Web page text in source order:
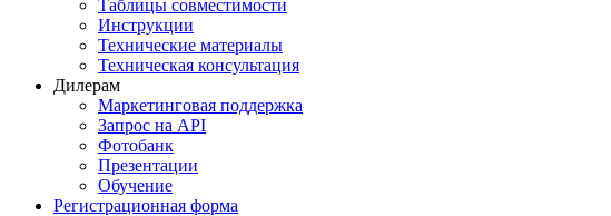
Таблицы совместимости
Инструкции
Технические материалы
Техническая консультация
Дилерам
Маркетинговая поддержка
Запрос на API
Фотобанк
Презентации
Обучение
Регистрационная форма